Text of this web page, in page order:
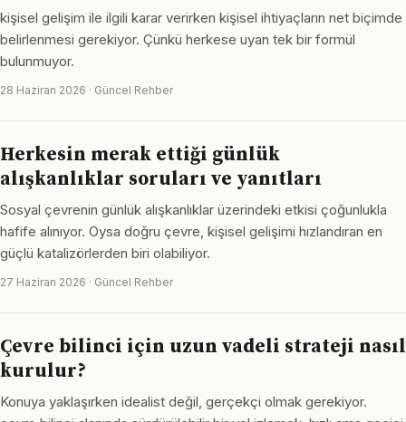
kişisel gelişim ile ilgili karar verirken kişisel ihtiyaçların net biçimde
belirlenmesi gerekiyor. Çünkü herkese uyan tek bir formül
bulunmuyor.
28 Haziran 2026 · Güncel Rehber
Herkesin merak ettiği günlük
alışkanlıklar soruları ve yanıtları
Sosyal çevrenin günlük alışkanlıklar üzerindeki etkisi çoğunlukla
hafife alınıyor. Oysa doğru çevre, kişisel gelişimi hızlandıran en
güçlü katalizörlerden biri olabiliyor.
27 Haziran 2026 · Güncel Rehber
Çevre bilinci için uzun vadeli strateji nasıl
kurulur?
Konuya yaklaşırken idealist değil, gerçekçi olmak gerekiyor.